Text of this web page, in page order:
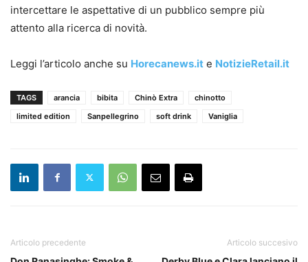
intercettare le aspettative di un pubblico sempre più
attento alla ricerca di novità.
Leggi l’articolo anche su Horecanews.it e NotizieRetail.it
TAGS arancia bibita Chinò Extra
chinotto
limited edition
Sanpellegrino soft drink Vaniglia
Articolo precedente Articolo succesivo